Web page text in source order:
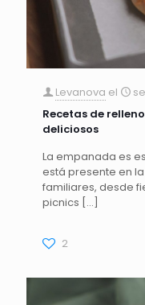
Levanova el
Recetas de
deliciosos
La empanada es
está presente en
familiares, desde
picnics […]
2